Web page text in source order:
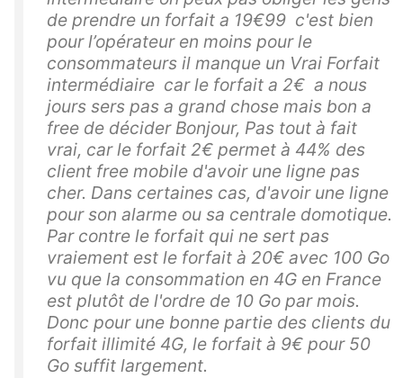
de prendre un forfait a 19€99 c'est bien
pour l’opérateur en moins pour le
consommateurs il manque un Vrai Forfait
intermédiaire car le forfait a 2€ a nous
jours sers pas a grand chose mais bon a
free de décider Bonjour, Pas tout à fait
vrai, car le forfait 2€ permet à 44% des
client free mobile d'avoir une ligne pas
cher. Dans certaines cas, d'avoir une ligne
pour son alarme ou sa centrale domotique.
Par contre le forfait qui ne sert pas
vraiement est le forfait à 20€ avec 100 Go
vu que la consommation en 4G en France
est plutôt de l'ordre de 10 Go par mois.
Donc pour une bonne partie des clients du
forfait illimité 4G, le forfait à 9€ pour 50
Go suffit largement.